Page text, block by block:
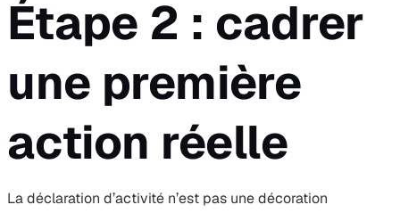
Étape 2 : cadrer
une première
action réelle
La déclaration d’activité n’est pas une décoration